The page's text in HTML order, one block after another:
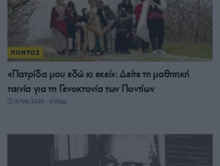
ΠΟΝΤΟΣ
«Πατρίδα μου εδώ κι εκεί»: Δείτε τη μαθητική
ταινία για τη Γενοκτονία των Ποντίων
3/08/2026 - 6:00μμ